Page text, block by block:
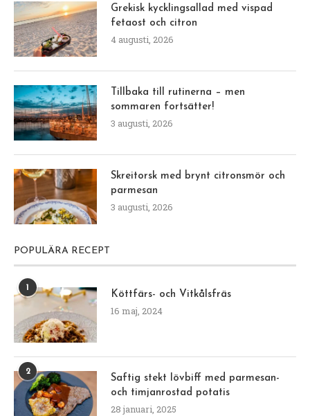
Grekisk kycklingsallad med vispad
fetaost och citron
4 augusti, 2026
Tillbaka till rutinerna – men
sommaren fortsätter!
3 augusti, 2026
Skreitorsk med brynt citronsmör och
parmesan
3 augusti, 2026
POPULÄRA RECEPT
Köttfärs- och Vitkålsfräs
16 maj, 2024
2
Saftig stekt lövbiff med parmesan-
och timjanrostad potatis
28 januari, 2025